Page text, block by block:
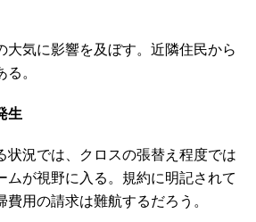
大気に影響を及ぼす。近隣住民から
。
生
状況では、クロスの張替え程度では
ムが視野に入る。規約に明記されて
用の請求は難航するだろう。